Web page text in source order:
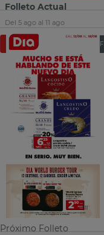
Folleto Actual
Del 5 ago al 11 ago
Ver folleto Descargar PDF
Próximo Folleto